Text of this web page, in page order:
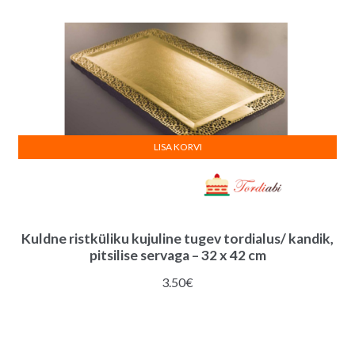
Kuldne ristküliku kujuline tugev tordialus/ kandik,
pitsilise servaga – 32 x 42 cm
3.50€
LISA KORVI